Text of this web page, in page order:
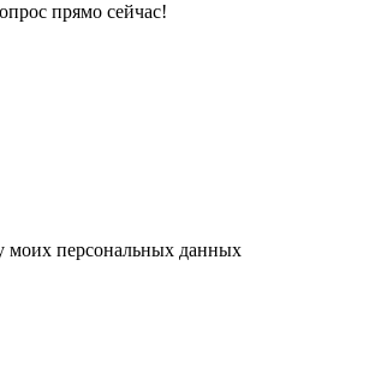
прямо сейчас!
моих персональных данных